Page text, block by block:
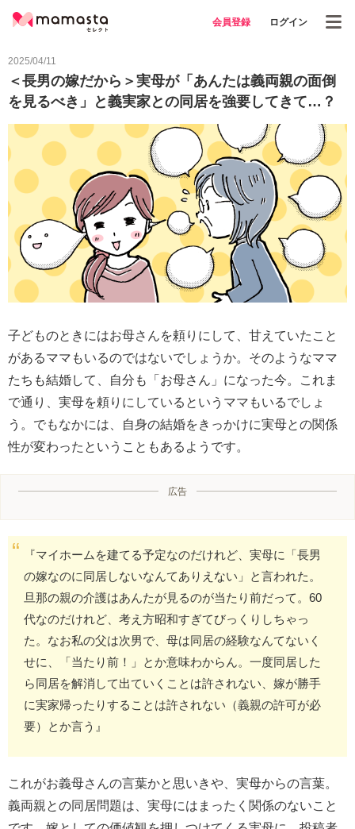
会員登録 ログイン
2025/04/11
＜長男の嫁だから＞実母が「あんたは義両親の面倒
を見るべき」と義実家との同居を強要してきて…？
子どものときにはお母さんを頼りにして、甘えていたこと
があるママもいるのではないでしょうか。そのようなママ
たちも結婚して、自分も「お母さん」になった今。これま
で通り、実母を頼りにしているというママもいるでしょ
う。でもなかには、自身の結婚をきっかけに実母との関係
性が変わったということもあるようです。
広告
『マイホームを建てる予定なのだけれど、実母に「長男
の嫁なのに同居しないなんてありえない」と言われた。
旦那の親の介護はあんたが見るのが当たり前だって。60
代なのだけれど、考え方昭和すぎてびっくりしちゃっ
た。なお私の父は次男で、母は同居の経験なんてないく
せに、「当たり前！」とか意味わからん。一度同居した
ら同居を解消して出ていくことは許されない、嫁が勝手
に実家帰ったりすることは許されない（義親の許可が必
要）とか言う』
これがお義母さんの言葉かと思いきや、実母からの言葉。
義両親との同居問題は、実母にはまったく関係のないこと